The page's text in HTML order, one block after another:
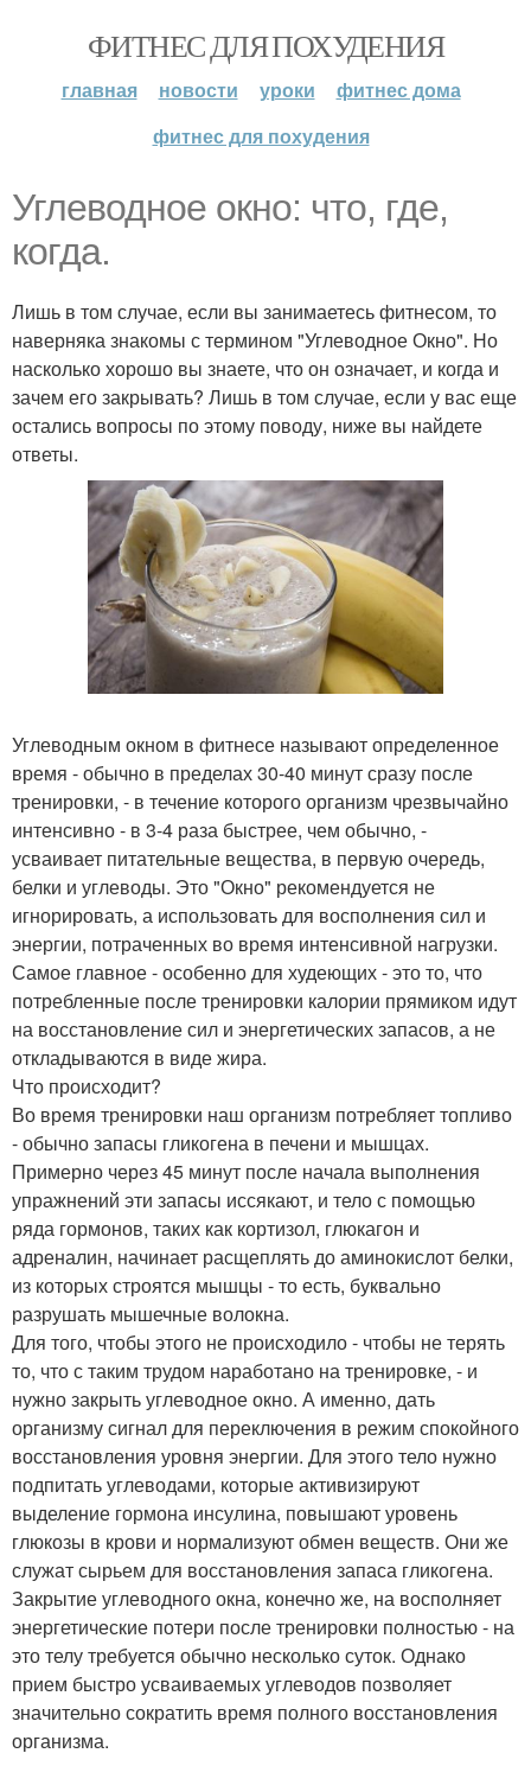
ФИТНЕС ДЛЯ ПОХУДЕНИЯ
главная новости уроки
фитнес дома
фитнес для похудения
Углеводное окно: что, где,
когда.
Лишь в том случае, если вы занимаетесь фитнесом, то
наверняка знакомы с термином "Углеводное Окно". Но
насколько хорошо вы знаете, что он означает, и когда и
зачем его закрывать? Лишь в том случае, если у вас еще
остались вопросы по этому поводу, ниже вы найдете
ответы.
Углеводным окном в фитнесе называют определенное
время - обычно в пределах 30-40 минут сразу после
тренировки, - в течение которого организм чрезвычайно
интенсивно - в 3-4 раза быстрее, чем обычно, -
усваивает питательные вещества, в первую очередь,
белки и углеводы. Это "Окно" рекомендуется не
игнорировать, а использовать для восполнения сил и
энергии, потраченных во время интенсивной нагрузки.
Самое главное - особенно для худеющих - это то, что
потребленные после тренировки калории прямиком идут
на восстановление сил и энергетических запасов, а не
откладываются в виде жира.
Что происходит?
Во время тренировки наш организм потребляет топливо
- обычно запасы гликогена в печени и мышцах.
Примерно через 45 минут после начала выполнения
упражнений эти запасы иссякают, и тело с помощью
ряда гормонов, таких как кортизол, глюкагон и
адреналин, начинает расщеплять до аминокислот белки,
из которых строятся мышцы - то есть, буквально
разрушать мышечные волокна.
Для того, чтобы этого не происходило - чтобы не терять
то, что с таким трудом наработано на тренировке, - и
нужно закрыть углеводное окно. А именно, дать
организму сигнал для переключения в режим спокойного
восстановления уровня энергии. Для этого тело нужно
подпитать углеводами, которые активизируют
выделение гормона инсулина, повышают уровень
глюкозы в крови и нормализуют обмен веществ. Они же
служат сырьем для восстановления запаса гликогена.
Закрытие углеводного окна, конечно же, на восполняет
энергетические потери после тренировки полностью - на
это телу требуется обычно несколько суток. Однако
прием быстро усваиваемых углеводов позволяет
значительно сократить время полного восстановления
организма.